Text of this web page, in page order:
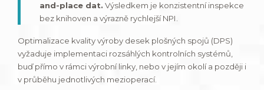
and-place dat. Výsledkem je konzistentní inspekce
bez knihoven a výrazně rychlejší NPI.
Optimalizace kvality výroby desek plošných spojů (DPS)
vyžaduje implementaci rozsáhlých kontrolních systémů,
buď přímo v rámci výrobní linky, nebo v jejím okolí a později i
v průběhu jednotlivých mezioperací.